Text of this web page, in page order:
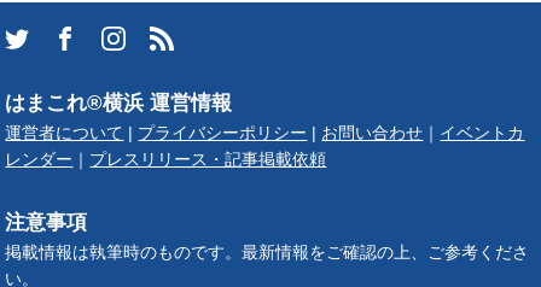
はまこれ®横浜 運営情報
運営者について プライバシーポリシー お問い合わせ
イベントカ
レンダー
プレスリリース・記事掲載依頼
注意事項
掲載情報は執筆時のものです。最新情報をご確認の上、ご参考くださ
い。